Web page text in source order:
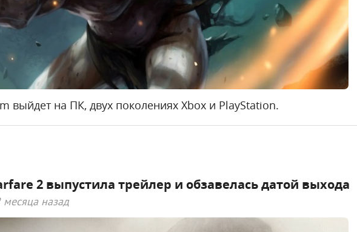
выйдет на ПК, двух поколениях Xbox и PlayStation.
2 выпустила трейлер и обзавелась датой выхода
месяца назад